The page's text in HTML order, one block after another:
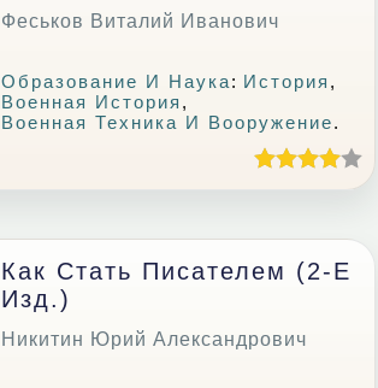
Феськов Виталий Иванович
Образование И Наука: История ,
Военная История ,
Военная Техника И Вооружение.
Как Стать Писателем (2-Е
Изд.)
Никитин Юрий Александрович